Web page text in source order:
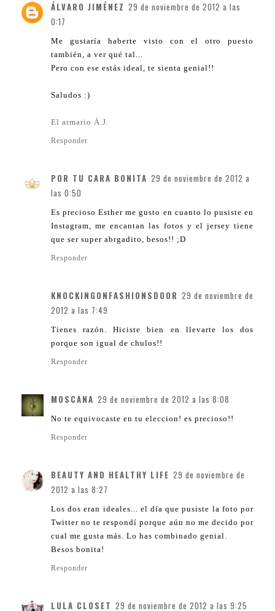
ÁLVARO JIMÉNEZ 29 de noviembre de 2012 a las
0:17
Me gustaría haberte visto con el otro puesto
también, a ver qué tal...
Pero con ese estás ideal, te sienta genial!!
Saludos :)
El armario Á.J.
Responder
POR TU CARA BONITA 29 de noviembre de 2012 a
las 0:50
Es precioso Esther me gusto en cuanto lo pusiste en
Instagram, me encantan las fotos y el jersey tiene
que ser super abrgadito, besos!! ;D
Responder
KNOCKINGONFASHIONSDOOR 29 de noviembre de
2012 a las 7:49
Tienes razón. Hiciste bien en llevarte los dos
porque son igual de chulos!!
Responder
MOSCANA 29 de noviembre de 2012 a las 8:08
No te equivocaste en tu eleccion! es precioso!!
Responder
BEAUTY AND HEALTHY LIFE 29 de noviembre de
2012 a las 8:27
Los dos eran ideales... el día que pusiste la foto por
Twitter no te respondí porque aún no me decido por
cual me gusta más. Lo has combinado genial.
Besos bonita!
Responder
LULA CLOSET 29 de noviembre de 2012 a las 9:25